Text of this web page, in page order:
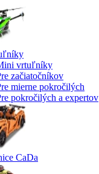
vrtuľníky
začiatočníkov
mierne pokročilých
pokročilých a expertov
CaDa